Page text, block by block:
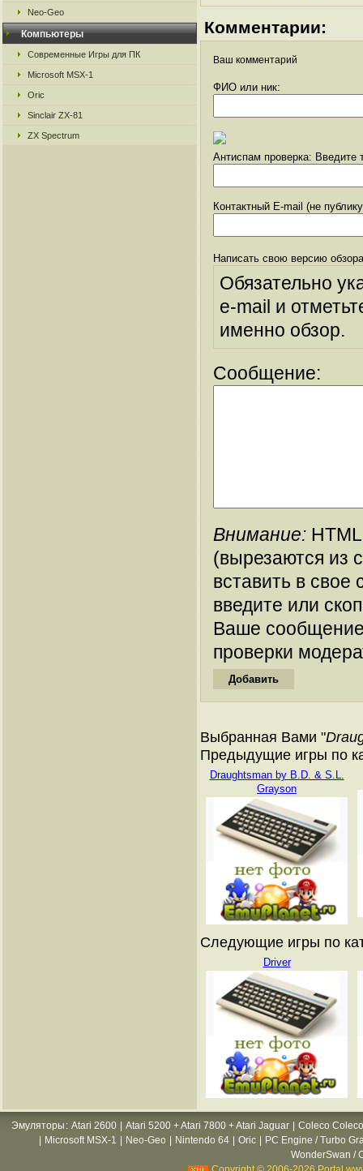
Neo-Geo
Компьютеры
Современные Игры для ПК
Microsoft MSX-1
Oric
Sinclair ZX-81
ZX Spectrum
Комментарии:
Ваш комментарий
ФИО или ник:
Антиспам проверка: Введите
Контактный E-mail (не
Написать свою версию
Обязательно
e-mail и
именно обзор.
Сообщение:
Внимание:
(вырезаются из
вставить в
введите или
Ваше
проверки
Выбранная Вами "
Предыдущие игры по
Draughtsman by B.D. & S.L.
Grayson
Следующие игры по
Driver
Эмуляторы : Atari 2600 Atari 5200 + Atari 7800 + Atari Jaguar
Coleco
Microsoft MSX-1 Neo-Geo Nintendo 64 Oric
PC Engine / Turbo
WonderSwan /